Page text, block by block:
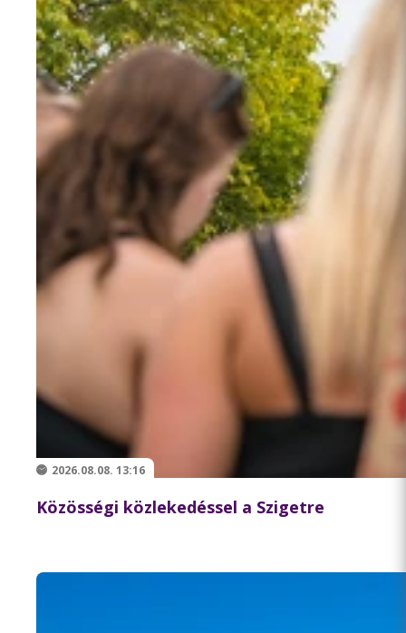
2026.08.08. 13:16
Közösségi közlekedéssel a Szigetre